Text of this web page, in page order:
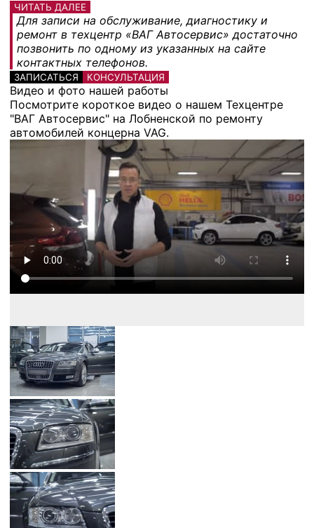
ЧИТАТЬ ДАЛЕЕ
Для записи на обслуживание, диагностику и
ремонт в техцентр «ВАГ Автосервис» достаточно
позвонить по одному из указанных на сайте
контактных телефонов.
ЗАПИСАТЬСЯ КОНСУЛЬТАЦИЯ
Видео и фото нашей работы
Посмотрите короткое видео о нашем Техцентре
"ВАГ Автосервис" на Лобненской по ремонту
автомобилей концерна VAG.